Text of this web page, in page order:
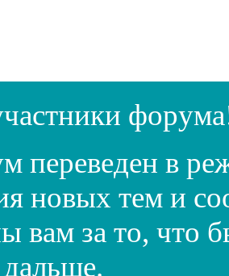
переведен в
новых тем и
вам за то, что
дальше.